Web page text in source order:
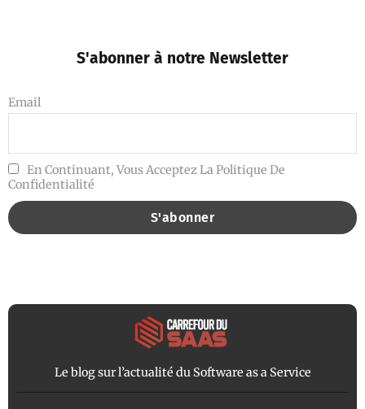
S'abonner à notre Newsletter
Email
En Continuant, Vous Acceptez La Politique De
Confidentialité
Le blog sur l’actualité du Software as a Service